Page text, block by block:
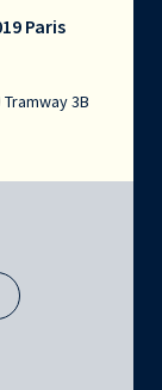
Paris
Tramway 3B